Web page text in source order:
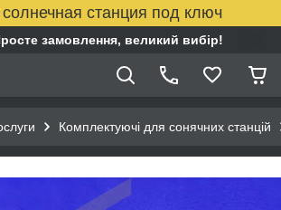
станция под ключ
замовлення, великий вибір!
Комплектуючі для сонячних станцій